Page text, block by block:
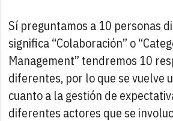
Sí preguntamos a 10 personas
significa “Colaboración” o
Management” tendremos 10
diferentes, por lo que se vuelve
cuanto a la gestión de
diferentes actores que se